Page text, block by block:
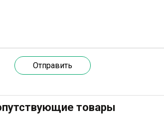
Отправить
товары